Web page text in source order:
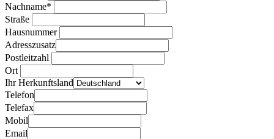
Nachname*
Straße
Hausnummer
Adresszusatz
Postleitzahl
Ort
Ihr Herkunftsland
Telefon
Telefax
Mobil
Email